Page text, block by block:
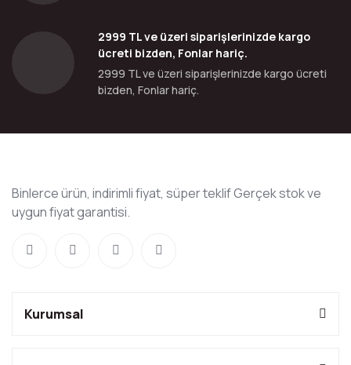
2999 TL ve üzeri siparişlerinizde kargo
ücreti bizden, Fonlar hariç.
2999 TL ve üzeri siparişlerinizde kargo ücreti
bizden, Fonlar hariç.
Binlerce ürün, indirimli fiyat, süper teklif Gerçek stok ve
uygun fiyat garantisi.
Kurumsal